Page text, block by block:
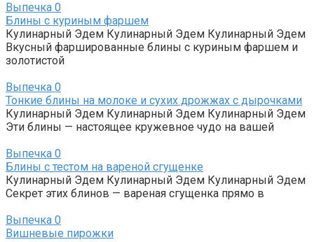
Выпечка 0
Блины с куриным фаршем
Кулинарный Эдем Кулинарный Эдем Кулинарный Эдем
Вкусный фаршированные блины с куриным фаршем и
золотистой
Выпечка 0
Тонкие блины на молоке и сухих дрожжах с дырочками
Кулинарный Эдем Кулинарный Эдем Кулинарный Эдем
Эти блины — настоящее кружевное чудо на вашей
Выпечка 0
Блины с тестом на вареной сгущенке
Кулинарный Эдем Кулинарный Эдем Кулинарный Эдем
Секрет этих блинов — вареная сгущенка прямо в
Выпечка 0
Вишневые пирожки